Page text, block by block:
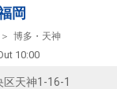
岡
博多・天神
10:00
天神1-16-1